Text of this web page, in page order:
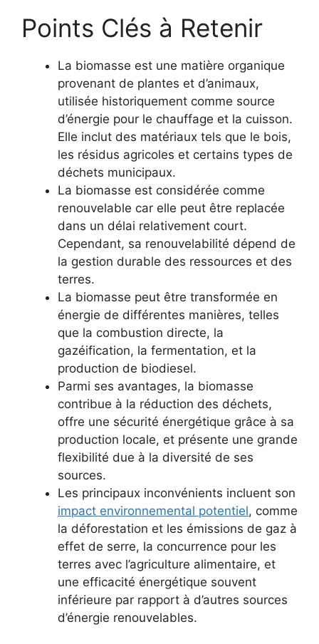
Points Clés à Retenir
La biomasse est une matière organique
provenant de plantes et d’animaux,
utilisée historiquement comme source
d’énergie pour le chauffage et la cuisson.
Elle inclut des matériaux tels que le bois,
les résidus agricoles et certains types de
déchets municipaux.
La biomasse est considérée comme
renouvelable car elle peut être replacée
dans un délai relativement court.
Cependant, sa renouvelabilité dépend de
la gestion durable des ressources et des
terres.
La biomasse peut être transformée en
énergie de différentes manières, telles
que la combustion directe, la
gazéification, la fermentation, et la
production de biodiesel.
Parmi ses avantages, la biomasse
contribue à la réduction des déchets,
offre une sécurité énergétique grâce à sa
production locale, et présente une grande
flexibilité due à la diversité de ses
sources.
Les principaux inconvénients incluent son
impact environnemental potentiel, comme
la déforestation et les émissions de gaz à
effet de serre, la concurrence pour les
terres avec l’agriculture alimentaire, et
une efficacité énergétique souvent
inférieure par rapport à d’autres sources
d’énergie renouvelables.